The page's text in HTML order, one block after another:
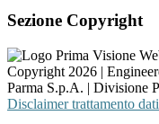
Sezione Copyright
Copyright 2026 |
Parma S.p.A. | Divisione
Disclaimer trattamento